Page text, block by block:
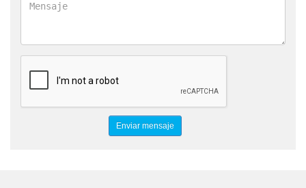
TRANSPORTE LARGA DISTANCIA LOGISTICA
TRANSPORTE BAZANO
CARRETON CON CUELLO DESMONTABLE
TRANSPORTE DE TRAILERS
TRASLADO DE EQUIPOS PETROLEROS